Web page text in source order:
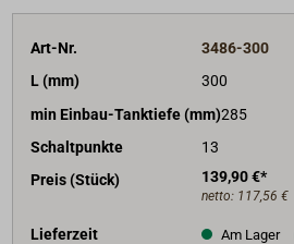
Art-Nr.
3486-300
L (mm)
300
min Einbau-Tanktiefe (mm)285
Schaltpunkte
13
Preis (Stück)
139,90 €*
netto: 117,56 €
Lieferzeit Am Lager